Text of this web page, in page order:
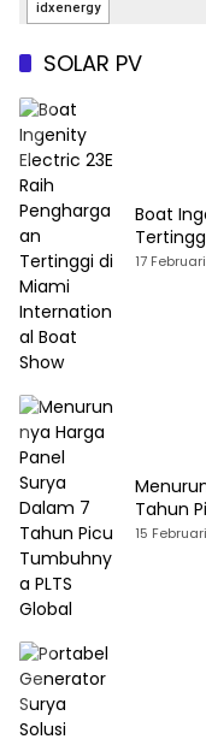
SOLAR PV
Boat Ingenity
17
Tahun
15